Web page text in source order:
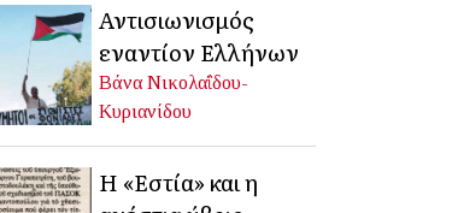
Αντισιωνισμός
εναντίον Ελλήνων
Βάνα Νικολαΐδου-
Κυριανίδου
Η «Εστία» και η